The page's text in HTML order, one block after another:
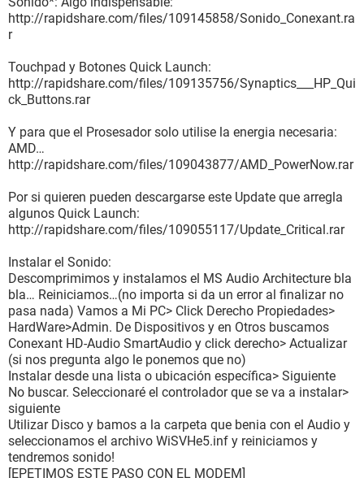
http://rapidshare.com/files/109145858/Sonido_Conexant.ra
r
Touchpad y Botones Quick Launch:
http://rapidshare.com/files/109135756/Synaptics___HP_Qui
ck_Buttons.rar
Y para que el Prosesador solo utilise la energia necesaria:
AMD…
http://rapidshare.com/files/109043877/AMD_PowerNow.rar
Por si quieren pueden descargarse este Update que arregla
algunos Quick Launch:
http://rapidshare.com/files/109055117/Update_Critical.rar
Instalar el Sonido:
Descomprimimos y instalamos el MS Audio Architecture bla
bla… Reiniciamos…(no importa si da un error al finalizar no
pasa nada) Vamos a Mi PC> Click Derecho Propiedades>
HardWare>Admin. De Dispositivos y en Otros buscamos
Conexant HD-Audio SmartAudio y click derecho> Actualizar
(si nos pregunta algo le ponemos que no)
Instalar desde una lista o ubicación específica> Siguiente
No buscar. Seleccionaré el controlador que se va a instalar>
siguiente
Utilizar Disco y bamos a la carpeta que benia con el Audio y
seleccionamos el archivo WiSVHe5.inf y reiniciamos y
tendremos sonido!
[EPETIMOS ESTE PASO CON EL MODEM]